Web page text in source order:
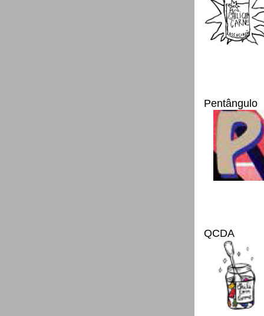
Pentângulo
QCDA